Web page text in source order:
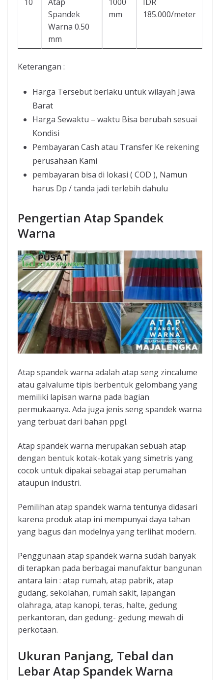
Spandek
Warna 0.50
mm
mm
185.000/meter
Keterangan :
Harga Tersebut berlaku untuk wilayah Jawa
Barat
Harga Sewaktu – waktu Bisa berubah sesuai
Kondisi
Pembayaran Cash atau Transfer Ke rekening
perusahaan Kami
pembayaran bisa di lokasi ( COD ), Namun
harus Dp / tanda jadi terlebih dahulu
Pengertian Atap Spandek
Warna
Atap spandek warna adalah atap seng zincalume
atau galvalume tipis berbentuk gelombang yang
memiliki lapisan warna pada bagian
permukaanya. Ada juga jenis seng spandek warna
yang terbuat dari bahan ppgl.
Atap spandek warna merupakan sebuah atap
dengan bentuk kotak-kotak yang simetris yang
cocok untuk dipakai sebagai atap perumahan
ataupun industri.
Pemilihan atap spandek warna tentunya didasari
karena produk atap ini mempunyai daya tahan
yang bagus dan modelnya yang terlihat modern.
Penggunaan atap spandek warna sudah banyak
di terapkan pada berbagai manufaktur bangunan
antara lain : atap rumah, atap pabrik, atap
gudang, sekolahan, rumah sakit, lapangan
olahraga, atap kanopi, teras, halte, gedung
perkantoran, dan gedung- gedung mewah di
perkotaan.
Ukuran Panjang, Tebal dan
Lebar Atap Spandek Warna